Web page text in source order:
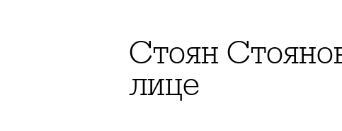
Стоян
лице